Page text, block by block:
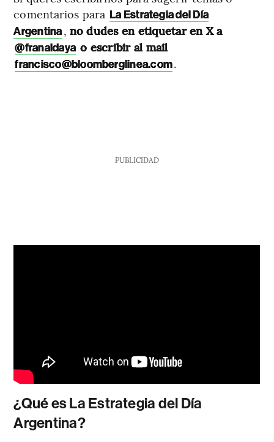
comentarios para La Estrategia del Día
Argentina, no dudes en etiquetar en X a
@franaldaya o escribir al mail
francisco@bloomberglinea.com.
PUBLICIDAD
¿Qué es La Estrategia del Día
Argentina?